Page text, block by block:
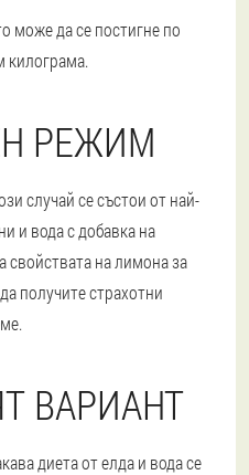
може да се постигне по
килограма.
РЕЖИМ
случай се състои от най-
и вода с добавка на
свойствата на лимона за
получите страхотни
ВАРИАНТ
диета от елда и вода се